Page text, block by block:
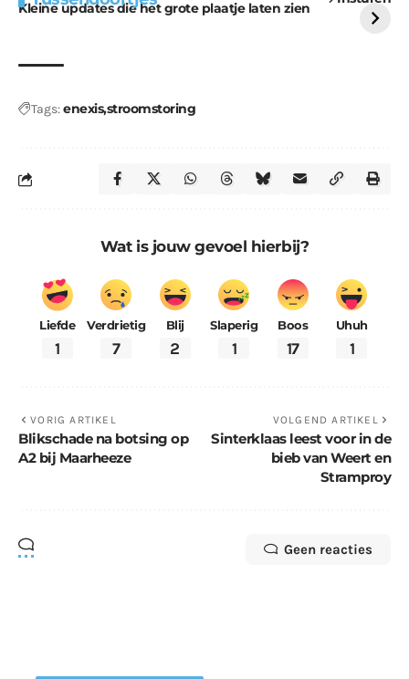
Kleine updates die het grote plaatje laten zien
Tags:enexisstroomstoring
Wat is jouw gevoel hierbij?
Liefde
1
Verdrietig
7
Blij
2
Slaperig
1
Boos
17
Uhuh
1
VORIG ARTIKEL
Blikschade na botsing op
A2 bij Maarheeze
VOLGEND ARTIKEL
Sinterklaas leest voor in de
bieb van Weert en
Stramproy
Geen reacties